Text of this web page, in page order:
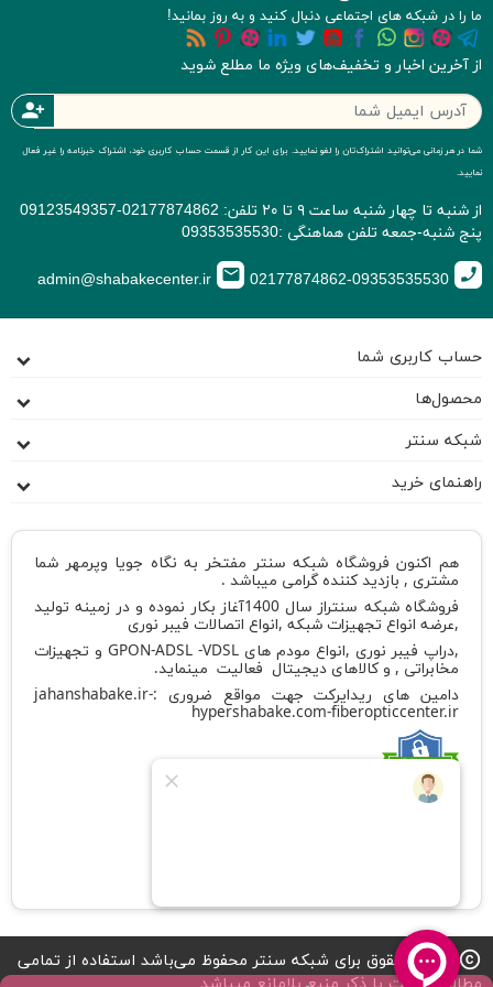
ما را در شبکه های اجتماعی دنبال کنید و به روز بمانید!
از آخرین اخبار و تخفیف‌های ویژه ما مطلع شوید
person_add
شما در هر زمانی می‌توانید اشتراک‌تان را لغو نمایید. برای این کار از قسمت حساب کاربری خود، اشتراک خبرنامه را غیر فعال
نمایید.
از شنبه تا چهار شنبه ساعت ۹ تا ۲۰ تلفن: 02177874862-09123549357
پنج شنبه-جمعه تلفن هماهنگی :09353535530
call
02177874862-09353535530
email
حساب کاربری شما
محصول‌ها
شبکه سنتر
راهنمای خرید
هم اکنون فروشگاه شبکه سنتر مفتخر به نگاه جویا وپرمهر شما
مشتری , بازدید کننده گرامی میباشد .
فروشگاه شبکه سنتراز سال 1400آغاز بکار نموده و در زمینه تولید
,عرضه انواع تجهیزات شبکه ,انواع اتصالات فیبر نوری
,دراپ فیبر نوری ,انواع مودم های GPON-ADSL -VDSL و تجهیزات
مخابراتی , و کالاهای دیجیتال فعالیت مینماید.
دامین های ریدایرکت جهت مواقع ضروری : jahanshabake.ir-
hypershabake.com-fiberopticcenter.ir
copyrightتمامی حقوق برای شبکه سنتر محفوظ می‌باشد استفاده از تمامی